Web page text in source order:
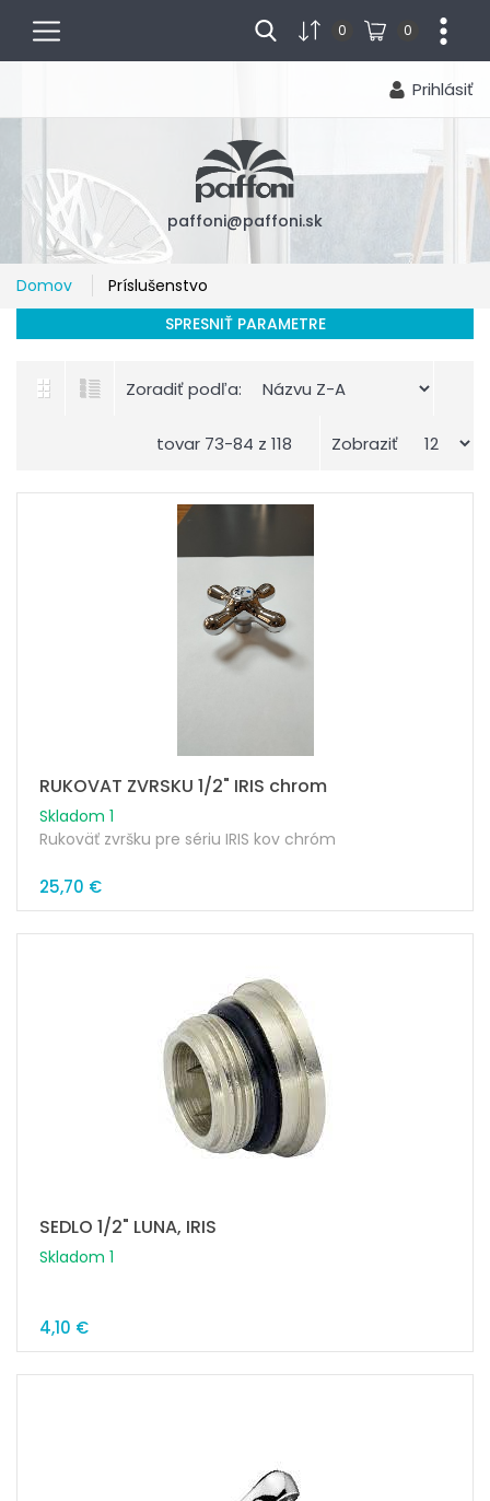
Prihlásiť
paffoni@paffoni.sk
menu 0 0
Domov
Príslušenstvo
SPRESNIŤ PARAMETRE
Zoradiť podľa:
tovar 73-84 z 118 Zobraziť
RUKOVAT ZVRSKU 1/2" IRIS chrom
Skladom 1
Rukoväť zvršku pre sériu IRIS kov chróm
25,70 €
SEDLO 1/2" LUNA, IRIS
Skladom 1
4,10 €